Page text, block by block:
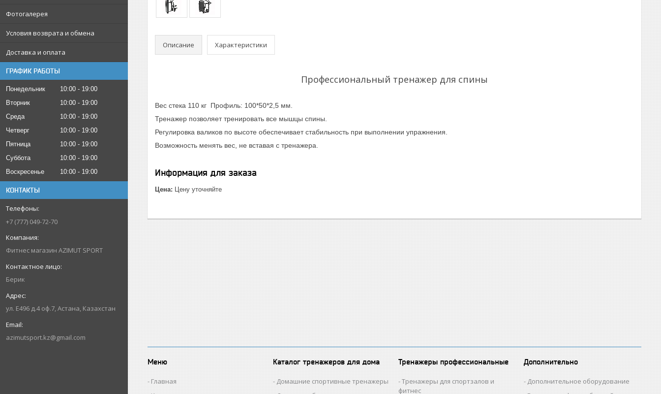
Фотогалерея
Условия возврата и обмена
Доставка и оплата
ГРАФИК РАБОТЫ
Понедельник 10:00
19:00
Вторник
10:00
19:00
Среда
10:00
19:00
Четверг
10:00
19:00
Пятница
10:00
19:00
Суббота
10:00
19:00
Воскресенье
10:00 19:00
КОНТАКТЫ
+7 (777) 049-72-70
Фитнес магазин AZIMUT SPORT
Берик
ул. Е496 д.4 оф.7, Астана, Казахстан
azimutsport.kz@gmail.com
Описание Характеристики
Профессиональный тренажер для спины
Вес стека 110 кг Профиль: 100*50*2,5 мм.
Тренажер позволяет тренировать все мышцы спины.
Регулировка валиков по высоте обеспечивает стабильность при выполнении упражнения.
Возможность менять вес, не вставая с тренажера.
Информация для заказа
Цена: Цену уточняйте
Меню
Главная
Каталог тренажеров для дома
Домашние спортивные тренажеры
Тренажеры профессиональные
Тренажеры для спортзалов и
фитнес
Дополнительно
Дополнительное оборудование